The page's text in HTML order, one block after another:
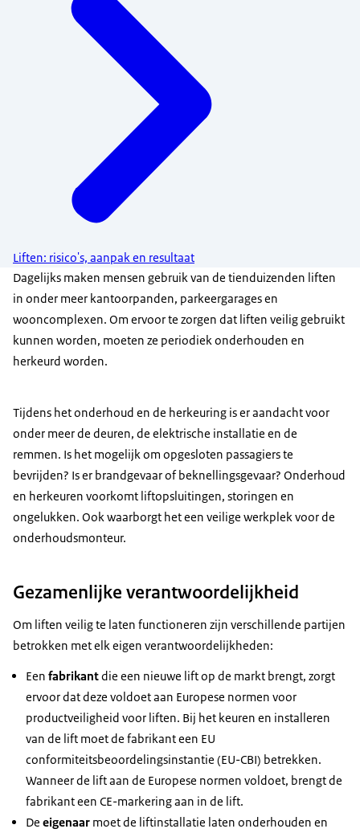
Liften: risico's, aanpak en resultaat
Dagelijks maken mensen gebruik van de tienduizenden liften
in onder meer kantoorpanden, parkeergarages en
wooncomplexen. Om ervoor te zorgen dat liften veilig gebruikt
kunnen worden, moeten ze periodiek onderhouden en
herkeurd worden.
Tijdens het onderhoud en de herkeuring is er aandacht voor
onder meer de deuren, de elektrische installatie en de
remmen. Is het mogelijk om opgesloten passagiers te
bevrijden? Is er brandgevaar of beknellingsgevaar? Onderhoud
en herkeuren voorkomt liftopsluitingen, storingen en
ongelukken. Ook waarborgt het een veilige werkplek voor de
onderhoudsmonteur.
Gezamenlijke verantwoordelijkheid
Om liften veilig te laten functioneren zijn verschillende partijen
betrokken met elk eigen verantwoordelijkheden:
Een fabrikantdie een nieuwe lift op de markt brengt, zorgt
ervoor dat deze voldoet aan Europese normen voor
productveiligheid voor liften. Bij het keuren en installeren
van de lift moet de fabrikant een EU
conformiteitsbeoordelingsinstantie (EU-CBI) betrekken.
Wanneer de lift aan de Europese normen voldoet, brengt de
fabrikant een CE-markering aan in de lift.
De eigenaar moet de liftinstallatie laten onderhouden en